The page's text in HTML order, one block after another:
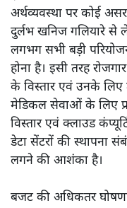
है? आंकड़ों, ज़मीनी
की आलोचनात्मक
केंद्रीय वित्तमंत्री निर्मला
2026—27 का केंद्रीय
द्वारा साल 2014 में
है। बजट में अधिकांश
दुर्लभ खनिज गलियारे से